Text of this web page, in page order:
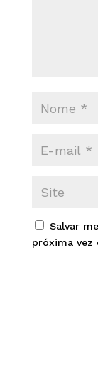
Salvar
próxima vez